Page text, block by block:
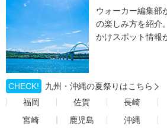
ウォーカー編集部
の楽しみ方を紹介
かけスポット情報
CHECK!
九州・沖縄の夏祭りはこちら
福岡
佐賀 長崎
宮崎
鹿児島 沖縄